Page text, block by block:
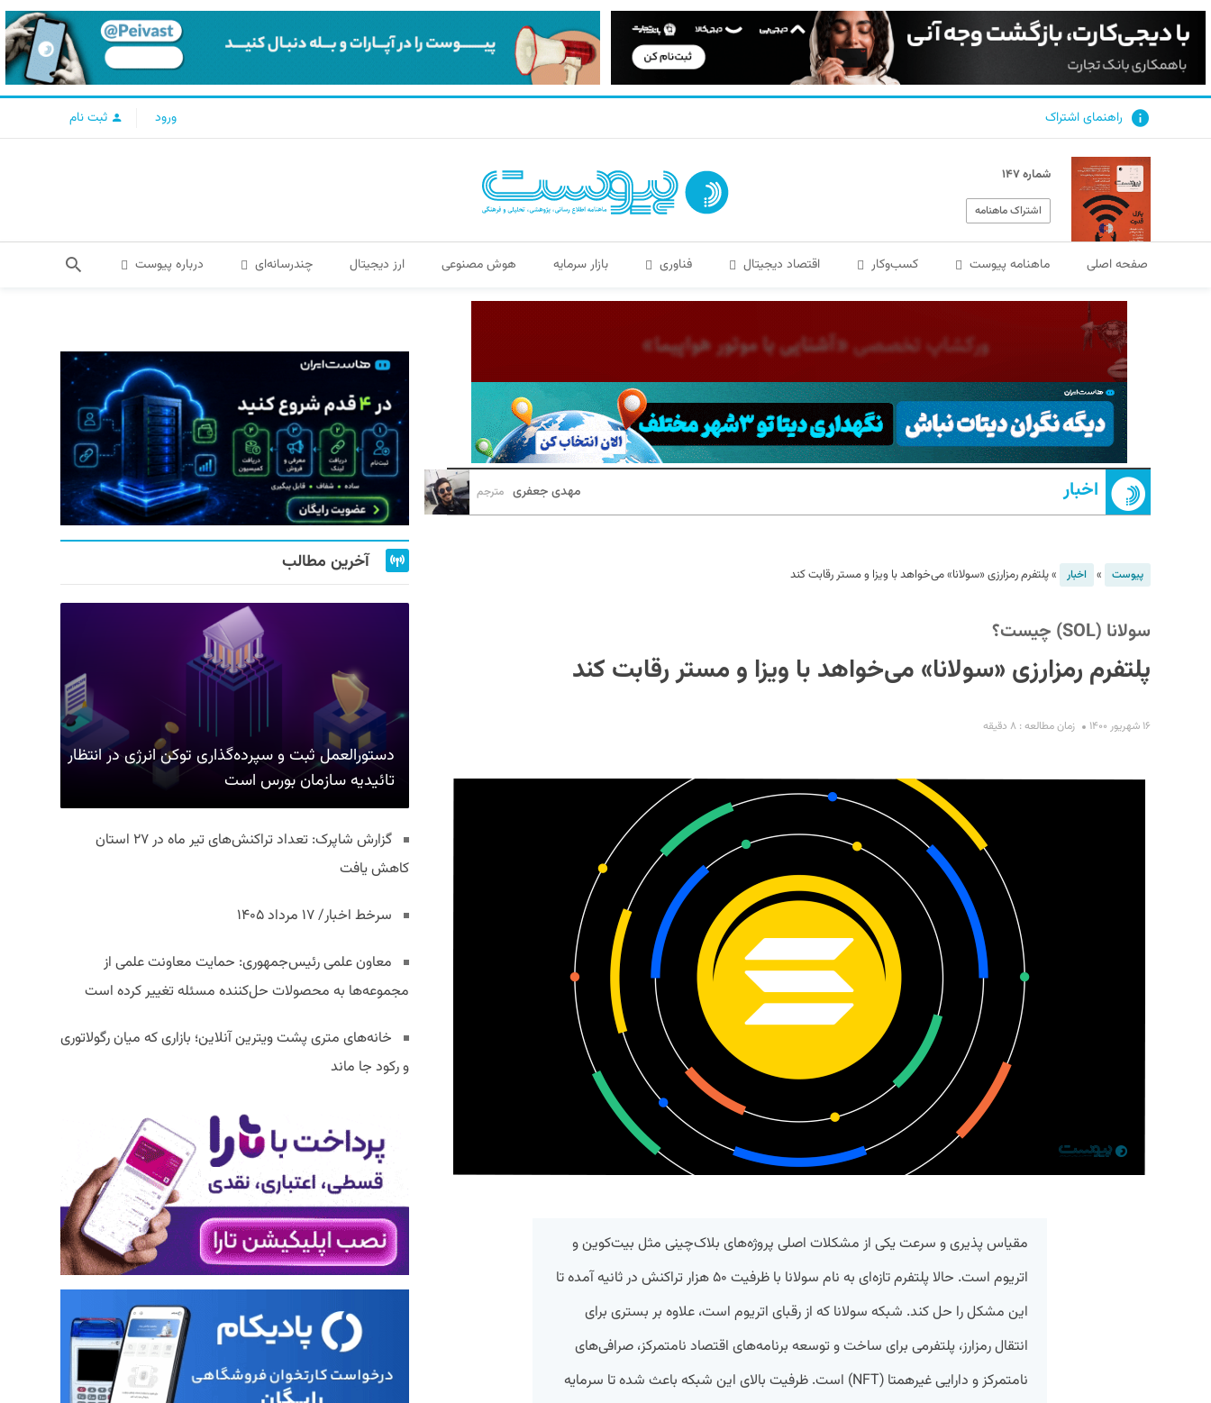
راهنمای اشتراک ورود ثبت نام
شماره ۱۴۷
اشتراک ماهنامه
صفحه اصلی ماهنامه پیوست کسب‌و‌کار اقتصاد دیجیتال فناوری بازار سرمایه هوش مصنوعی ارز دیجیتال چندرسانه‌ای درباره پیوست
اخبار مهدی جعفری مترجم
پیوست » اخبار »پلتفرم رمزارزی «سولانا» می‌خواهد با ویزا و مستر رقابت کند
سولانا (SOL) چیست؟
پلتفرم رمزارزی «سولانا» می‌خواهد با ویزا و مستر رقابت کند
۱۶ شهریور ۱۴۰۰ زمان مطالعه : ۸ دقیقه
مقیاس پذیری و سرعت یکی از مشکلات اصلی پروژه‌های بلاک‌چینی مثل بیت‌کوین و
اتریوم است. حالا پلتفرم تازه‌ای به نام سولانا با ظرفیت ۵۰ هزار تراکنش در ثانیه آمده تا
این مشکل را حل کند. شبکه سولانا که از رقبای اتریوم است، علاوه بر بستری برای
انتقال رمزارز، پلتفرمی برای ساخت و توسعه برنامه‌های اقتصاد نامتمرکز، صرافی‌های
نامتمرکز و دارایی‌ غیرهمتا (NFT) است. ظرفیت بالای این شبکه باعث شده تا سرمایه
آخرین مطالب
دستورالعمل ثبت و سپرده‌گذاری توکن انرژی در انتظار
تائیدیه سازمان بورس است
گزارش شاپرک: تعداد تراکنش‌های تیر ماه در ۲۷ استان‌
کاهش یافت
سرخط اخبار/ ۱۷ مرداد ۱۴۰۵
معاون علمی رئیس‌جمهوری: حمایت معاونت علمی از
مجموعه‌ها به محصولات حل‌کننده مسئله تغییر کرده است
خانه‌های متری پشت ویترین آنلاین؛ بازاری که میان رگولاتوری
و رکود جا ماند